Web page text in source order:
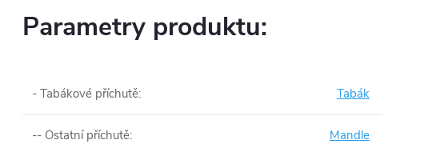
Parametry produktu:
- Tabákové příchutě: Tabák
-- Ostatní příchutě: Mandle